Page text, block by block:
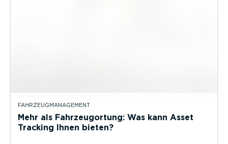
FAHRZEUGMANAGEMENT
Mehr als Fahrzeugortung: Was kann Asset
Tracking Ihnen bieten?